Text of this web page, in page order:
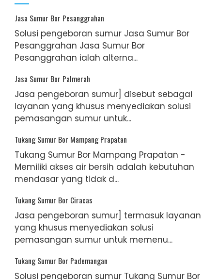
Jasa Sumur Bor Pesanggrahan
Solusi pengeboran sumur Jasa Sumur Bor
Pesanggrahan Jasa Sumur Bor
Pesanggrahan ialah alterna...
Jasa Sumur Bor Palmerah
Jasa pengeboran sumur] disebut sebagai
layanan yang khusus menyediakan solusi
pemasangan sumur untuk...
Tukang Sumur Bor Mampang Prapatan
Tukang Sumur Bor Mampang Prapatan -
Memiliki akses air bersih adalah kebutuhan
mendasar yang tidak d...
Tukang Sumur Bor Ciracas
Jasa pengeboran sumur] termasuk layanan
yang khusus menyediakan solusi
pemasangan sumur untuk memenu...
Tukang Sumur Bor Pademangan
Solusi pengeboran sumur Tukang Sumur Bor